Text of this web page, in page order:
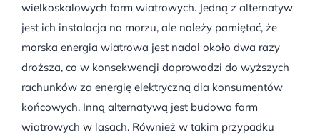
wielkoskalowych farm wiatrowych. Jedną z alternatyw
jest ich instalacja na morzu, ale należy pamiętać, że
morska energia wiatrowa jest nadal około dwa razy
droższa, co w konsekwencji doprowadzi do wyższych
rachunków za energię elektryczną dla konsumentów
końcowych. Inną alternatywą jest budowa farm
wiatrowych w lasach. Również w takim przypadku